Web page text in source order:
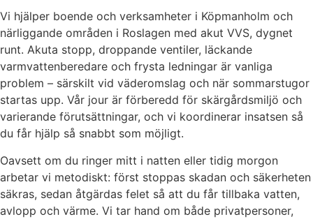
Vi hjälper boende och verksamheter i Köpmanholm och
närliggande områden i Roslagen med akut VVS, dygnet
runt. Akuta stopp, droppande ventiler, läckande
varmvattenberedare och frysta ledningar är vanliga
problem – särskilt vid väderomslag och när sommarstugor
startas upp. Vår jour är förberedd för skärgårdsmiljö och
varierande förutsättningar, och vi koordinerar insatsen så
du får hjälp så snabbt som möjligt.
Oavsett om du ringer mitt i natten eller tidig morgon
arbetar vi metodiskt: först stoppas skadan och säkerheten
säkras, sedan åtgärdas felet så att du får tillbaka vatten,
avlopp och värme. Vi tar hand om både privatpersoner,